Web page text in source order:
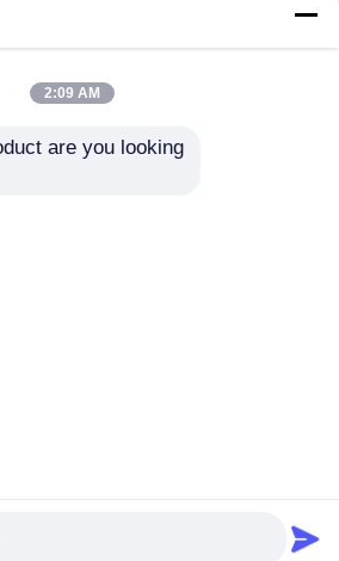
ZHEHENG STEEL INDUSTRY
2:09 AM
are you looking